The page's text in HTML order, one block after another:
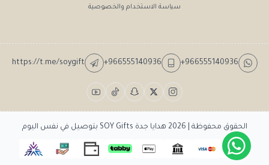
سياسة الاستخدام والخصوصية
+966555140936
+966555140936
https://t.me/soygift
الحقوق محفوظة | 2026 هدايا جدة SOY Gifts بتوصيل في نفس اليوم